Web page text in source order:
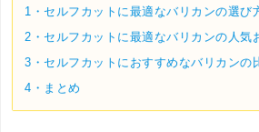
1・ セルフカットに最適なバリカンの選び
2・ セルフカットに最適なバリカンの人気
3・ セルフカットにおすすめなバリカンの
4・ まとめ